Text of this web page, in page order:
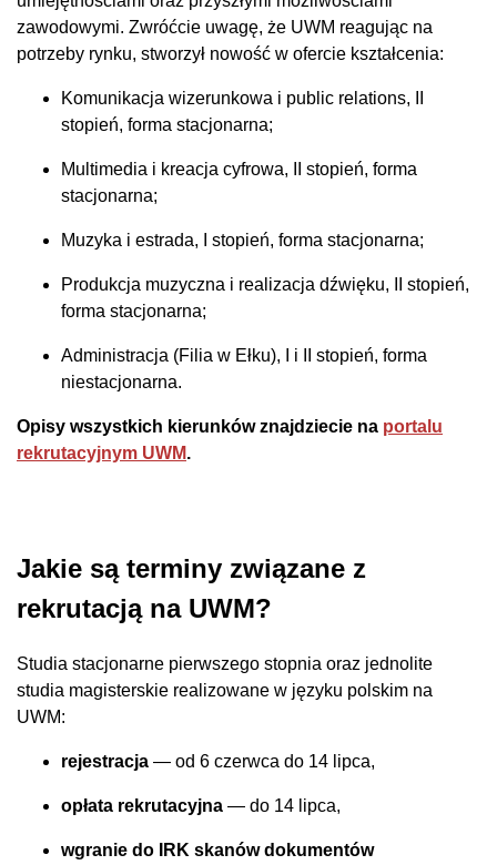
zawodowymi. Zwróćcie uwagę, że UWM reagując na
potrzeby rynku, stworzył nowość w ofercie kształcenia:
Komunikacja wizerunkowa i public relations, II
stopień, forma stacjonarna;
Multimedia i kreacja cyfrowa, II stopień, forma
stacjonarna;
Muzyka i estrada, I stopień, forma stacjonarna;
Produkcja muzyczna i realizacja dźwięku, II stopień,
forma stacjonarna;
Administracja (Filia w Ełku), I i II stopień, forma
niestacjonarna.
Opisy wszystkich kierunków znajdziecie na portalu
rekrutacyjnym UWM.
Jakie są terminy związane z
rekrutacją na UWM?
Studia stacjonarne pierwszego stopnia oraz jednolite
studia magisterskie realizowane w języku polskim na
UWM:
rejestracja — od 6 czerwca do 14 lipca,
opłata rekrutacyjna — do 14 lipca,
wgranie do IRK skanów dokumentów